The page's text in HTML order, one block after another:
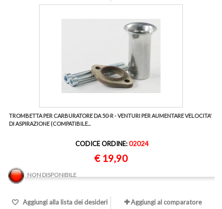
TROMBETTA PER CARBURATORE DA 50-R - VENTURI PER AUMENTARE VELOCITA'
DI ASPIRAZIONE (COMPATIBILE...
CODICE ORDINE:02024
€ 19,90
NON DISPONIBILE
Aggiungi alla lista dei desideri Aggiungi al comparatore